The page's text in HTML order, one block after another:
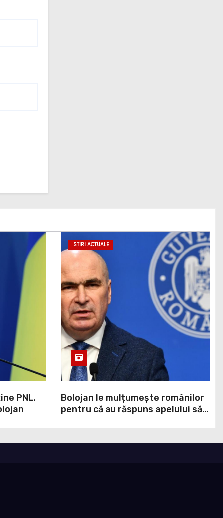
PNL.
STIRI ACTUALE
Bolojan le mulțumește românilor
pentru că au răspuns apelului său: